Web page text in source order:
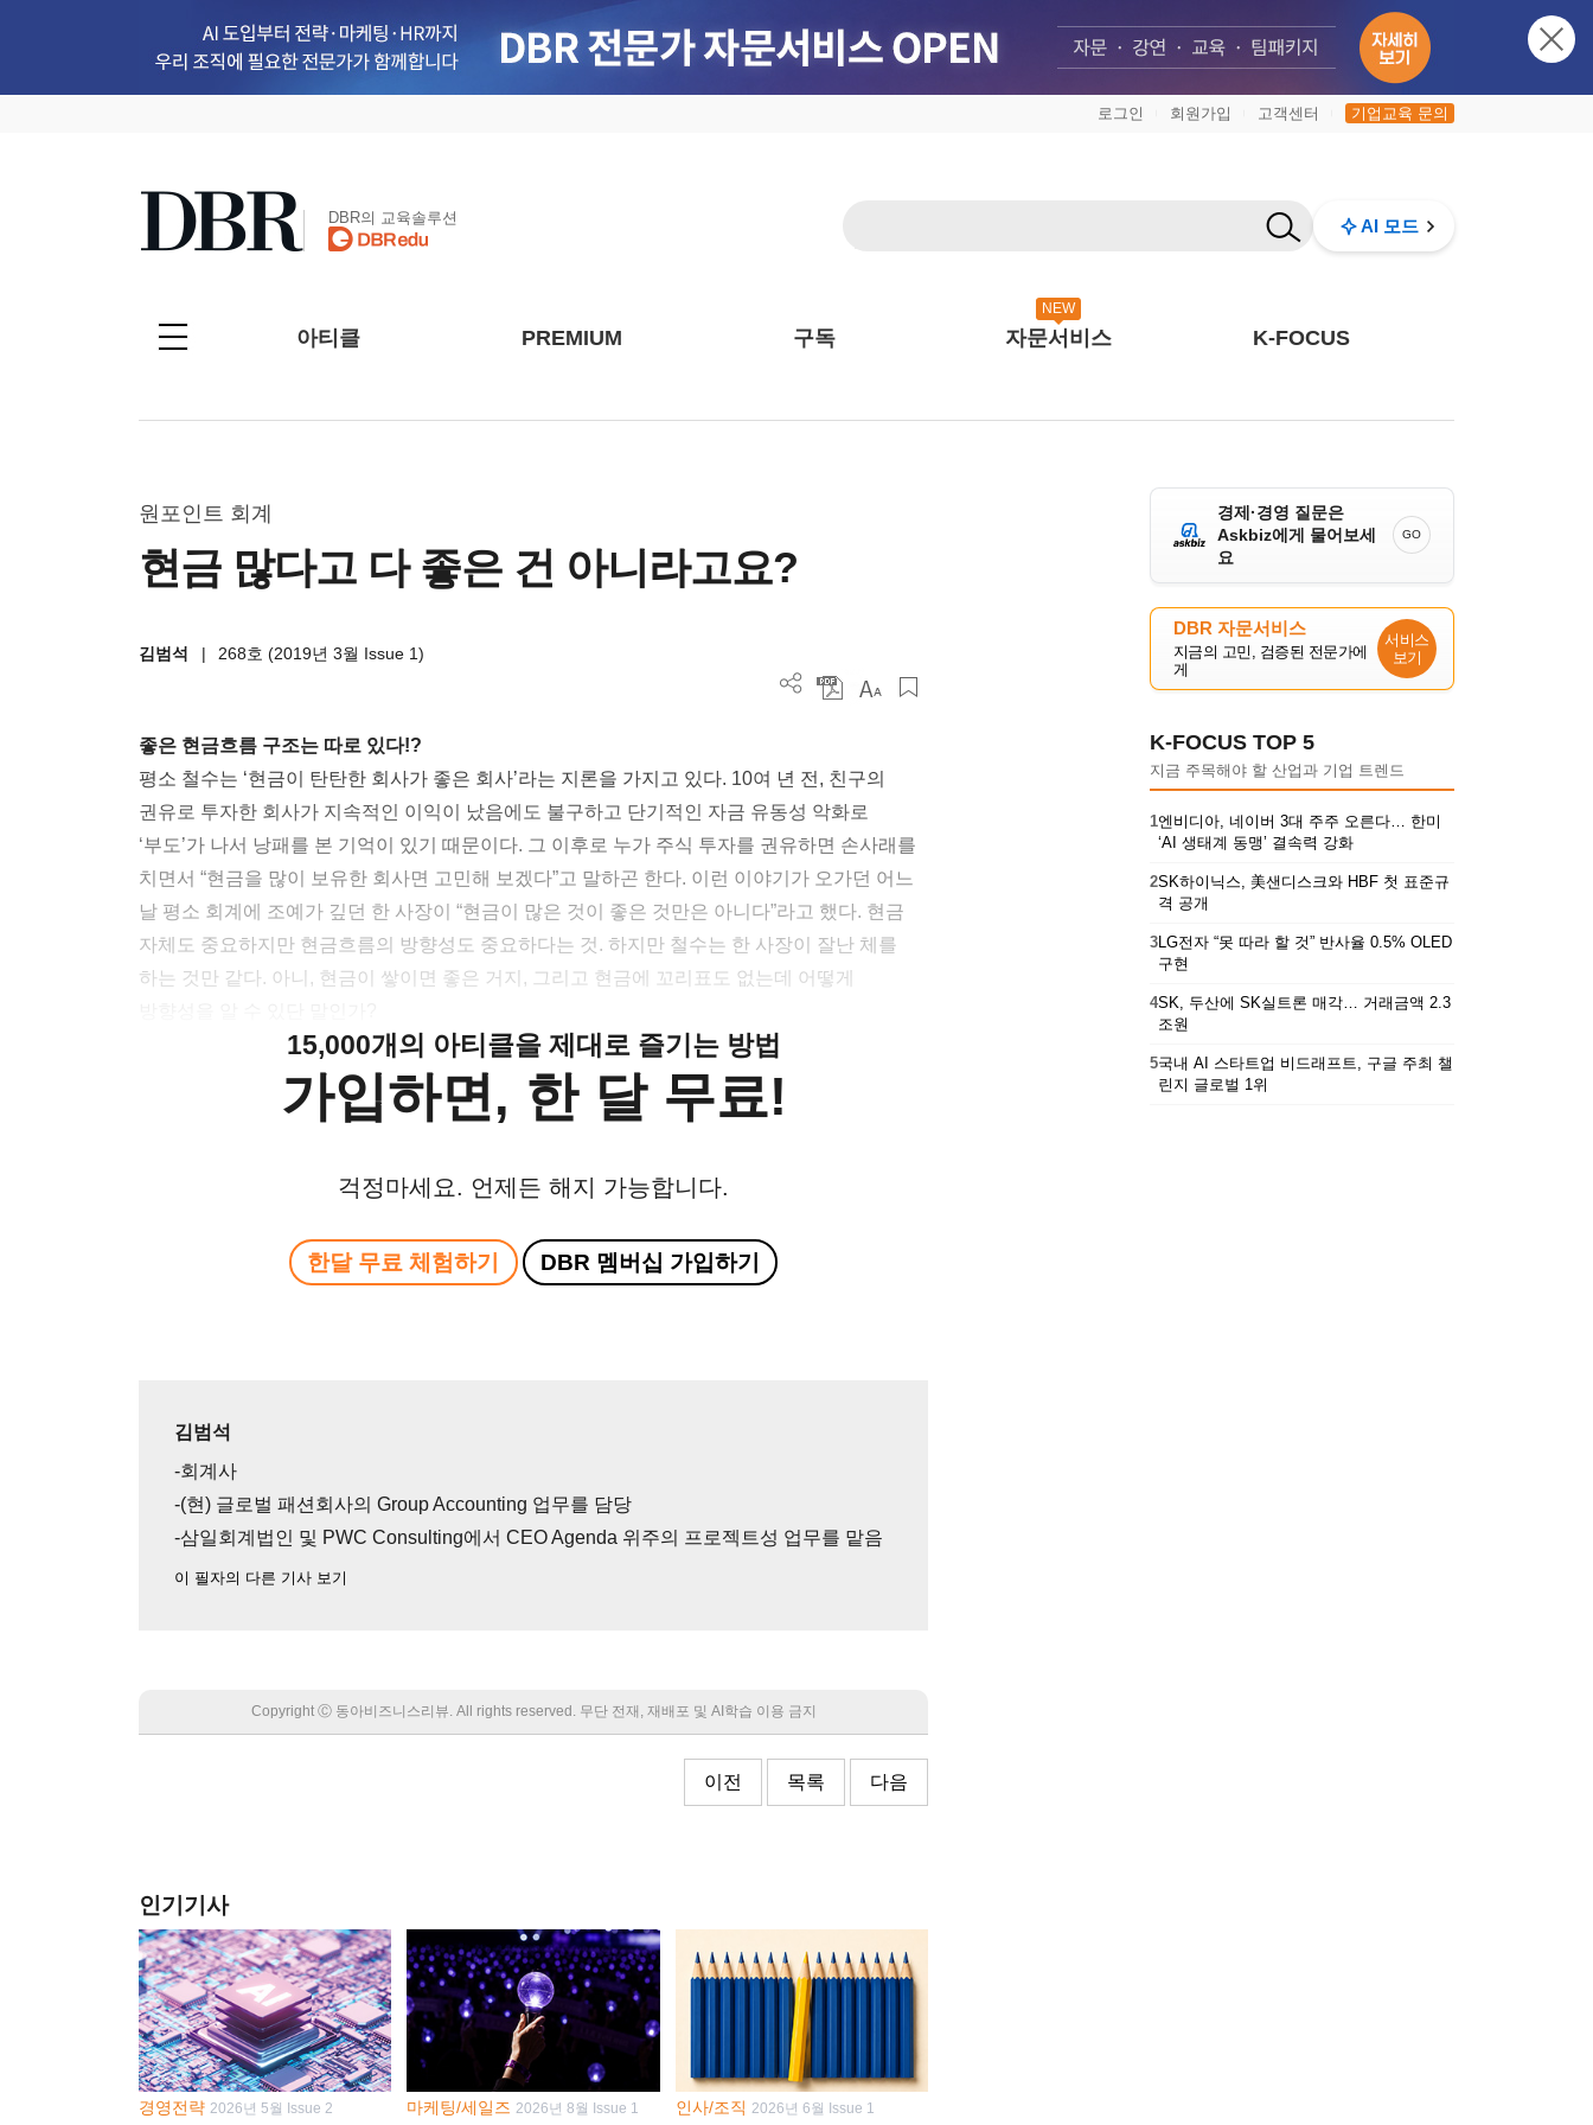
로그인 회원가입 고객센터 기업교육 문의
DBR의 교육솔루션 AI 모드
아티클 PREMIUM 구독
NEW
자문서비스 K-FOCUS
원포인트 회계
현금 많다고 다 좋은 건 아니라고요?
김범석 | 268호 (2019년 3월 Issue 1)
좋은 현금흐름 구조는 따로 있다!?
평소 철수는 ‘현금이 탄탄한 회사가 좋은 회사’라는 지론을 가지고 있다. 10여 년 전, 친구의
권유로 투자한 회사가 지속적인 이익이 났음에도 불구하고 단기적인 자금 유동성 악화로
‘부도’가 나서 낭패를 본 기억이 있기 때문이다. 그 이후로 누가 주식 투자를 권유하면 손사래를
치면서 “현금을 많이 보유한 회사면 고민해 보겠다”고 말하곤 한다. 이런 이야기가 오가던 어느
날 평소 회계에 조예가 깊던 한 사장이 “현금이 많은 것이 좋은 것만은 아니다”라고 했다. 현금
자체도 중요하지만 현금흐름의 방향성도 중요하다는 것. 하지만 철수는 한 사장이 잘난 체를
하는 것만 같다. 아니, 현금이 쌓이면 좋은 거지, 그리고 현금에 꼬리표도 없는데 어떻게
15,000개의 아티클을 제대로 즐기는 방법
가입하면, 한 달 무료!
걱정마세요. 언제든 해지 가능합니다.
한달 무료 체험하기 DBR 멤버십 가입하기
김범석
-회계사
-(현) 글로벌 패션회사의 Group Accounting 업무를 담당
-삼일회계법인 및 PWC Consulting에서 CEO Agenda 위주의 프로젝트성 업무를 맡음
이 필자의 다른 기사 보기
Copyright Ⓒ 동아비즈니스리뷰. All rights reserved. 무단 전재, 재배포 및 AI학습 이용 금지
이전 목록 다음
인기기사
경영전략 2026년 5월 Issue 2 마케팅/세일즈 2026년 8월 Issue 1 인사/조직 2026년 6월 Issue 1
경제·경영 질문은
Askbiz에게 물어보세
요
GO
DBR 자문서비스
지금의 고민, 검증된 전문가에
게
서비스
보기
K-FOCUS TOP 5
지금 주목해야 할 산업과 기업 트렌드
1엔비디아, 네이버 3대 주주 오른다… 한미
‘AI 생태계 동맹’ 결속력 강화
2SK하이닉스, 美샌디스크와 HBF 첫 표준규
격 공개
3LG전자 “못 따라 할 것” 반사율 0.5% OLED
구현
4SK, 두산에 SK실트론 매각… 거래금액 2.3
조원
5국내 AI 스타트업 비드래프트, 구글 주최 챌
린지 글로벌 1위